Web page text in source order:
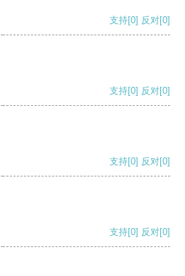
支持[0] 反对[0]
支持[0] 反对[0]
支持[0] 反对[0]
支持[0] 反对[0]